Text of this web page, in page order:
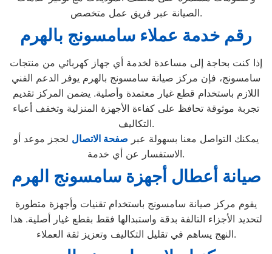
الصيانة عبر فريق عمل متخصص.
رقم خدمة عملاء سامسونج بالهرم
إذا كنت بحاجة إلى مساعدة لخدمة أي جهاز كهربائي من منتجات
سامسونج، فإن مركز صيانة سامسونج بالهرم يوفر الدعم الفني
اللازم باستخدام قطع غيار معتمدة وأصلية. يضمن المركز تقديم
تجربة موثوقة تحافظ على كفاءة الأجهزة المنزلية وتخفف أعباء
التكاليف.
يمكنك التواصل معنا بسهولة عبر صفحة الاتصال لحجز موعد أو
الاستفسار عن أي خدمة.
صيانة أعطال أجهزة سامسونج الهرم
يقوم مركز صيانة سامسونج باستخدام تقنيات وأجهزة متطورة
لتحديد الأجزاء التالفة بدقة واستبدالها فقط بقطع غيار أصلية. هذا
النهج يساهم في تقليل التكاليف وتعزيز ثقة العملاء.